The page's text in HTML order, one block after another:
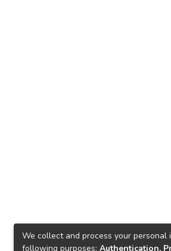
We collect and process your personal
following purposes: Authentication,